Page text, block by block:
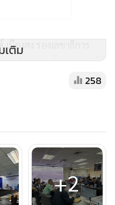
องสง รองเลขาธิการ
นทรัพยากรน้ำแห่งชาติ ได้
มทั้งผู้จัดการโครงการ
รือโครงการผันน้ำจาก
ยแล้ง จังหวัดกาญจนบุรี
ปิง ชั้น 4 อาคารจุฑามาศ
ช.)
ณุเดช เกิดมะลิ ประธาน
ะมาน เลขาธิการมูลนิธิสืบ
เติม
258
+2